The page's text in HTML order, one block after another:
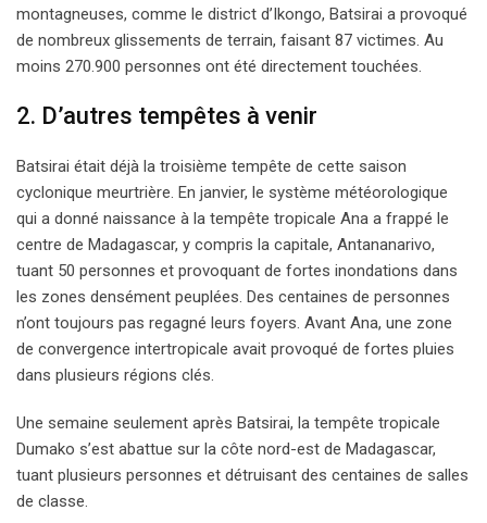
montagneuses, comme le district d’Ikongo, Batsirai a provoqué
de nombreux glissements de terrain, faisant 87 victimes. Au
moins 270.900 personnes ont été directement touchées.
2. D’autres tempêtes à venir
Batsirai était déjà la troisième tempête de cette saison
cyclonique meurtrière. En janvier, le système météorologique
qui a donné naissance à la tempête tropicale Ana a frappé le
centre de Madagascar, y compris la capitale, Antananarivo,
tuant 50 personnes et provoquant de fortes inondations dans
les zones densément peuplées. Des centaines de personnes
n’ont toujours pas regagné leurs foyers. Avant Ana, une zone
de convergence intertropicale avait provoqué de fortes pluies
dans plusieurs régions clés.
Une semaine seulement après Batsirai, la tempête tropicale
Dumako s’est abattue sur la côte nord-est de Madagascar,
tuant plusieurs personnes et détruisant des centaines de salles
de classe.